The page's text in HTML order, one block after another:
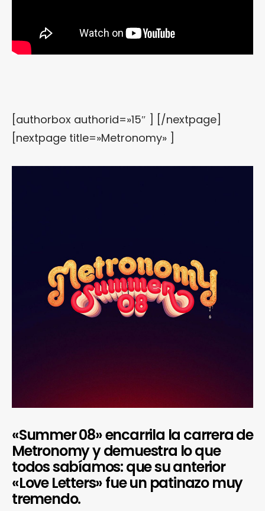
[authorbox authorid=»15″ ] [/nextpage]
[nextpage title=»Metronomy» ]
«Summer 08» encarrila la carrera de
Metronomy y demuestra lo que
todos sabíamos: que su anterior
«Love Letters» fue un patinazo muy
tremendo.